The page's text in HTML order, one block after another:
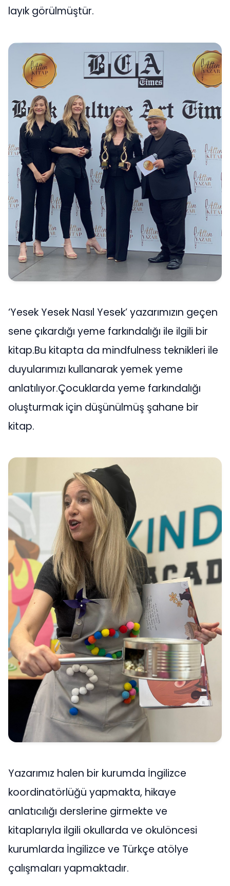
layık görülmüştür.
‘Yesek Yesek Nasıl Yesek’ yazarımızın geçen
sene çıkardığı yeme farkındalığı ile ilgili bir
kitap.Bu kitapta da mindfulness teknikleri ile
duyularımızı kullanarak yemek yeme
anlatılıyor.Çocuklarda yeme farkındalığı
oluşturmak için düşünülmüş şahane bir
kitap.
Yazarımız halen bir kurumda İngilizce
koordinatörlüğü yapmakta, hikaye
anlatıcılığı derslerine girmekte ve
kitaplarıyla ilgili okullarda ve okulöncesi
kurumlarda İngilizce ve Türkçe atölye
çalışmaları yapmaktadır.